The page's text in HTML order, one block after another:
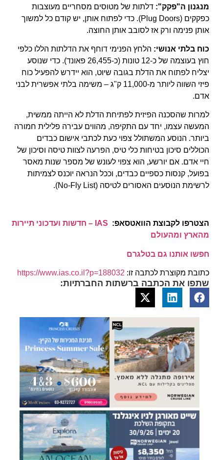
מנגנון ה"פקק": דלתות של מטוסים מסחריים מעוצבות
כפקקים (Plug Doors). כדי לפתוח אותן, יש קודם כל למשוך
אותן פנימה ורק אז לסובב אותן החוצה.
כוח בלתי אנושי: הלחץ הפנימי דוחף את הדלתות הללו כלפי
חוץ בעוצמה של כ-12 טונות (כ-26,455 פאונד). כדי שנוסע
יצליח לפתוח את הדלת בגובה שיוט, הוא יידרש להפעיל כוח
פיזי השווה ליותר מ-11,000 ק"ג – משימה בלתי אפשרית לבני
אדם.
למרות שהסכנה הפיזית לפתיחת הדלת לא הייתה ממשית,
המעשה עצמו, יחד עם התקיפה, מהווים עבירה פלילית חמורה
ביותר. הנוסע המשתולל צפוי כעת לכתבי אישום כבדים
הכוללים סיכון בטיחות כלי טיס, הפרעה לצוות טיסה וסיכון של
חיי אדם. אם יורשע, הוא צפוי לעונש של מספר שנות מאסר
בפועל, קנסות כספיים כבדים, וככל הנראה יוכנס לצמיתות
לרשימת הנוסעים האסורים לטיסה (No-Fly List).
הצטרפו לקבוצת הוואטסאפ:
IAS – חדשות ועדכוני תיירות
מהארץ ומהעולם
חפשו אותנו גם בטלגרם
כתובת מקוצרת לכתבה זו: https://www.ias.co.il?p=188032
שתפו את הכתבה ברשתות החברתיות: